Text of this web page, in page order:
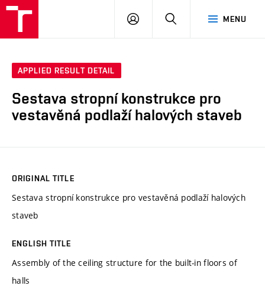
MENU
LOG
SEARCH
APPLIED RESULT DETAIL
Sestava stropní konstrukce pro
vestavěná podlaží halových staveb
ORIGINAL TITLE
Sestava stropní konstrukce pro vestavěná podlaží halových
staveb
ENGLISH TITLE
Assembly of the ceiling structure for the built-in floors of
halls